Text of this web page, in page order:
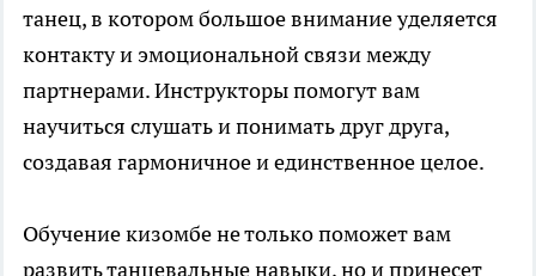
танец, в котором большое внимание уделяется
контакту и эмоциональной связи между
партнерами. Инструкторы помогут вам
научиться слушать и понимать друг друга,
создавая гармоничное и единственное целое.
Обучение кизомбе не только поможет вам
развить танцевальные навыки, но и принесет